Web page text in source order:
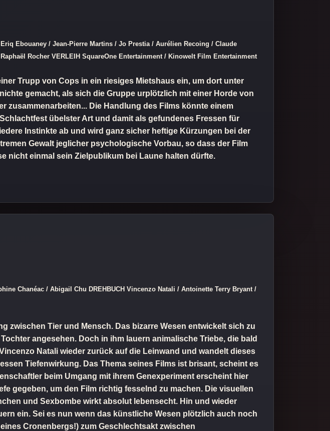
Ebouaney / Jean-Pierre Martins / Jo Prestia / Aurélien Recoing / Claude
Rocher VERLEIH SquareOne Entertainment / Kinowelt Film Entertainment
Trupp von Cops in ein riesiges Mietshaus ein, um dort unter
gemacht, als sich die Gruppe urplötzlich mit einer Horde von
zusammenarbeiten... Die Handlung des Films könnte einem
übelster Art und damit als gefundenes Fressen für
Instinkte ab und wird ganz sicher heftige Kürzungen bei der
Gewalt jeglicher psychologische Vorbau, so dass der Film
nicht einmal sein Zielpublikum bei Laune halten dürfte.
Chanéac / Abigail Chu DREHBUCH Vincenzo Natali / Antoinette Terry Bryant /
zwischen Tier und Mensch. Das bizarre Wesen entwickelt sich zu
angesehen. Doch in ihm lauern animalische Triebe, die bald
Natali wieder zurück auf die Leinwand und wandelt dieses
Tiefenwirkung. Das Thema seines Films ist brisant, scheint es
beim Umgang mit ihrem Genexperiment erscheint hier
gegeben, um den Film richtig fesselnd zu machen. Die visuellen
und Sexbombe wirkt absolut lebensecht. Hin und wieder
ein. Sei es nun wenn das künstliche Wesen plötzlich auch noch
Cronenbergs!) zum Geschlechtsakt zwischen